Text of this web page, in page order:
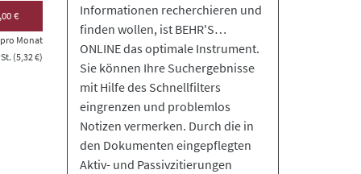
€
Monat
(5,32 €)
Informationen recherchieren und
finden wollen, ist BEHR'S…
ONLINE das optimale Instrument.
Sie können Ihre Suchergebnisse
mit Hilfe des Schnellfilters
eingrenzen und problemlos
Notizen vermerken. Durch die in
den Dokumenten eingepflegten
Aktiv- und Passivzitierungen